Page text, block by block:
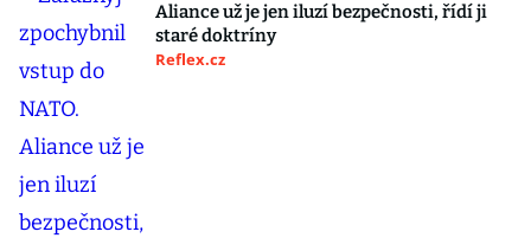
Aliance už je jen iluzí bezpečnosti, řídí ji
staré doktríny
Reflex.cz